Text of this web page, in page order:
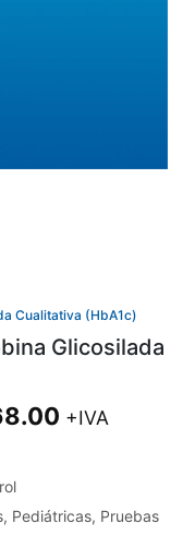
Cualitativa (HbA1c)
Glicosilada
+IVA
, Pediátricas, Pruebas